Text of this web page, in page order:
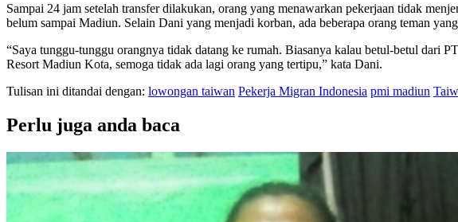
Sampai 24 jam setelah transfer dilakukan, orang yang menawarkan pekerjaan tidak
belum sampai Madiun. Selain Dani yang menjadi korban, ada beberapa orang teman
“Saya tunggu-tunggu orangnya tidak datang ke rumah. Biasanya kalau betul-betul dari
Resort Madiun Kota, semoga tidak ada lagi orang yang tertipu,” kata Dani.
Tulisan ini ditandai dengan: lowongan taiwan Pekerja Migran Indonesia pmi madiun
Perlu juga anda baca